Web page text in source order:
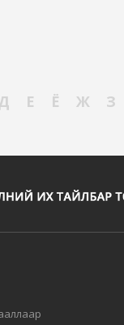
Е Ё Ж З